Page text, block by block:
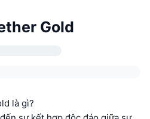
Gold
là gì?